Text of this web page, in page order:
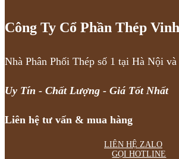
Công Ty Cổ Phần Thép
Nhà Phân Phối Thép số 1 tại Hà Nội
Uy Tín - Chất Lượng - Giá Tốt Nhất
Liên hệ tư vấn & mua hàng
LIÊN HỆ ZALO
GỌI HOTLINE